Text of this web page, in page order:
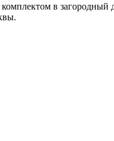
в загородный